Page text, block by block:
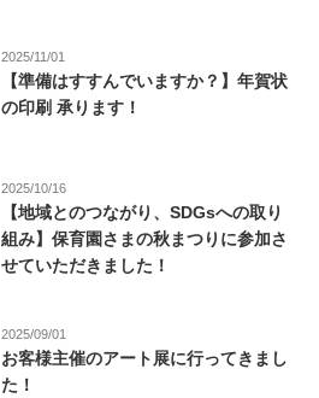
2025/11/01
【準備はすすんでいますか？】年賀状
の印刷 承ります！
2025/10/16
【地域とのつながり、SDGsへの取り
組み】保育園さまの秋まつりに参加さ
せていただきました！
2025/09/01
お客様主催のアート展に行ってきまし
た！